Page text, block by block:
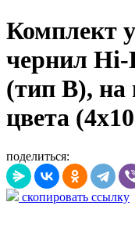
Комплект
чернил
(тип B), на
цвета
поделиться:
скопировать ссылку